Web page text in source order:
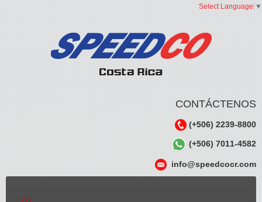
Select Language ▼
CONTÁCTENOS
(+506) 2239-8800
(+506) 7011-4582
info@speedcocr.com